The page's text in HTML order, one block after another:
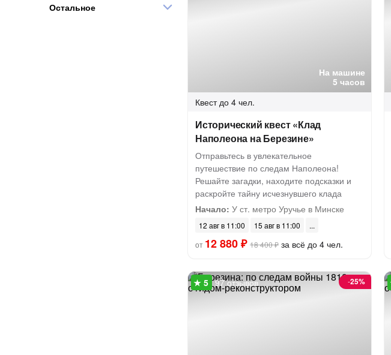
На машине
5 часов
Квест до 4 чел.
Исторический квест «Клад
Наполеона на Березине»
Отправьтесь в увлекательное
путешествие по следам Наполеона!
Решайте загадки, находите подсказки и
раскройте тайну исчезнувшего клада
Начало: У ст. метро Уручье в Минске
12 авг в 11:00
15 авг в 11:00
от 12 880 ₽ 18 400 ₽ за всё до 4 чел.
-25%
97 отзывов
Остальное